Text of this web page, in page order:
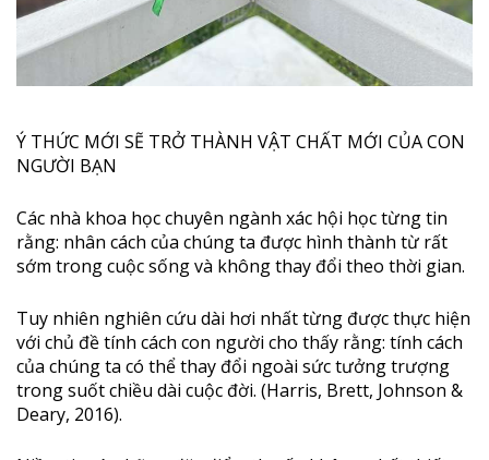
Ý THỨC MỚI SẼ TRỞ THÀNH VẬT CHẤT MỚI CỦA CON
NGƯỜI BẠN
Các nhà khoa học chuyên ngành xác hội học từng tin
rằng: nhân cách của chúng ta được hình thành từ rất
sớm trong cuộc sống và không thay đổi theo thời gian.
Tuy nhiên nghiên cứu dài hơi nhất từng được thực hiện
với chủ đề tính cách con người cho thấy rằng: tính cách
của chúng ta có thể thay đổi ngoài sức tưởng trượng
trong suốt chiều dài cuộc đời. (Harris, Brett, Johnson &
Deary, 2016).